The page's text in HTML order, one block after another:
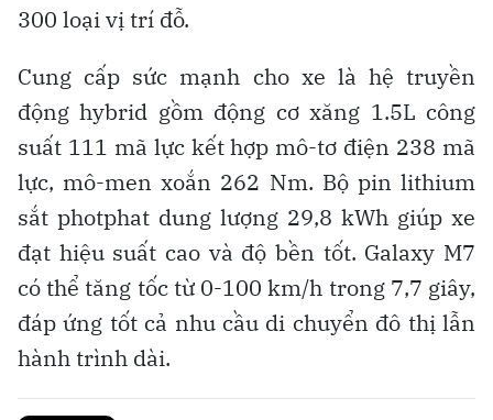
300 loại vị trí đỗ.
Cung cấp sức mạnh cho xe là hệ truyền
động hybrid gồm động cơ xăng 1.5L công
suất 111 mã lực kết hợp mô-tơ điện 238 mã
lực, mô-men xoắn 262 Nm. Bộ pin lithium
sắt photphat dung lượng 29,8 kWh giúp xe
đạt hiệu suất cao và độ bền tốt. Galaxy M7
có thể tăng tốc từ 0-100 km/h trong 7,7 giây,
đáp ứng tốt cả nhu cầu di chuyển đô thị lẫn
hành trình dài.